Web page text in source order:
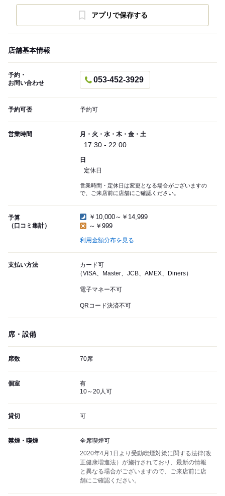
アプリで保存する
店舗基本情報
予約・
お問い合わせ
053-452-3929
予約可否 予約可
営業時間 月・火・水・木・金・土
17:30 - 22:00
日
定休日
営業時間・定休日は変更となる場合がございますの
で、ご来店前に店舗にご確認ください。
予算
（口コミ集計）
￥10,000～￥14,999
～￥999
利用金額分布を見る
支払い方法
カード可
（VISA、Master、JCB、AMEX、Diners）
電子マネー不可
QRコード決済不可
席・設備
席数 70席
個室
有
10～20人可
貸切 可
禁煙・喫煙
全席喫煙可
2020年4月1日より受動喫煙対策に関する法律(改
正健康増進法）が施行されており、最新の情報
と異なる場合がございますので、ご来店前に店
舗にご確認ください。